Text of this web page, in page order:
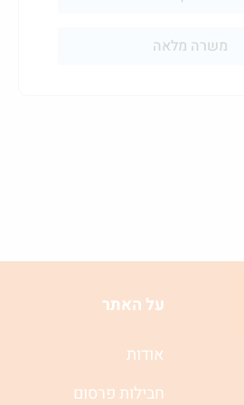
משרה מלאה
על האתר
אודות
חבילות פרסום